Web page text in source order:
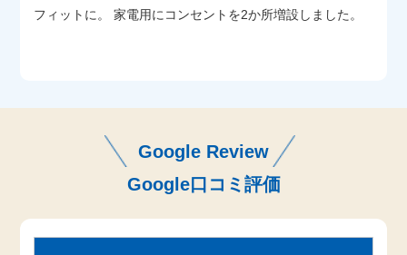
フィットに。 家電用にコンセントを2か所増設しました。
Google Review
Google口コミ評価